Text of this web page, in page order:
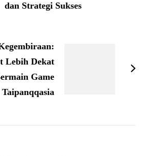
dan Strategi Sukses
Lebih Dekat
Game
Taipanqqasia